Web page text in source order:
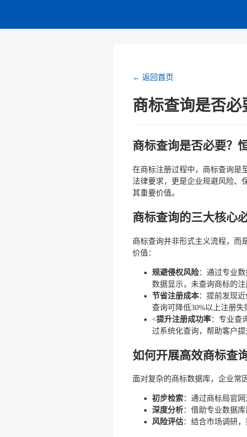
← 返回首页
商标查询是否必
商标查询是否必要？
在商标注册过程中，商标查询是
法律要求，更是企业规避风险、
其重要价值。
商标查询的三大核心
商标查询并非形式主义流程，而
价值：
规避侵权风险：通过专业
数据显示，未查询商标的注
节省注册成本：提前发现
查询可降低30%以上注册失
<提升注册成功率：专业查
过系统化查询，帮助客户提
如何开展高效商标查
面对复杂的商标数据库，企业常
初步检索：通过商标局官
深度分析：借助专业数据
风险评估：结合市场调研